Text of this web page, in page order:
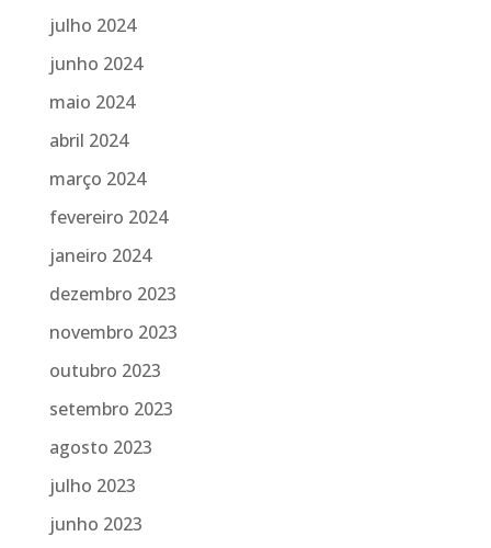
julho 2024
junho 2024
maio 2024
abril 2024
março 2024
fevereiro 2024
janeiro 2024
dezembro 2023
novembro 2023
outubro 2023
setembro 2023
agosto 2023
julho 2023
junho 2023